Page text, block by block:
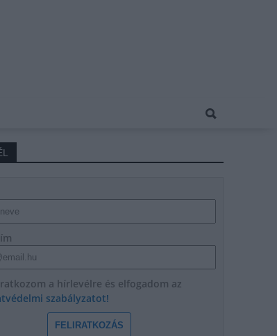
a hírlevélre és elfogadom az
szabályzatot!
FELIRATKOZÁS